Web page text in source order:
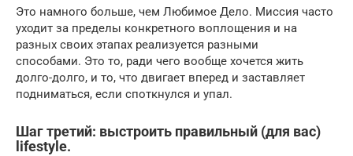
Это намного больше, чем Любимое Дело. Миссия часто
уходит за пределы конкретного воплощения и на
разных своих этапах реализуется разными
способами. Это то, ради чего вообще хочется жить
долго-долго, и то, что двигает вперед и заставляет
подниматься, если споткнулся и упал.
Шаг третий: выстроить правильный (для вас)
lifestyle.